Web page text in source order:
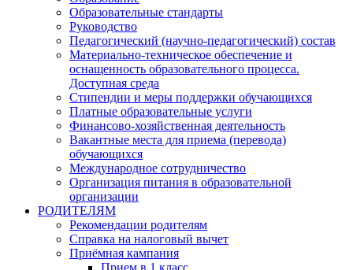
Образовательные стандарты
Руководство
Педагогический (научно-педагогический) состав
Материально-техническое обеспечение и
оснащенность образовательного процесса.
Доступная среда
Стипендии и меры поддержки обучающихся
Платные образовательные услуги
Финансово-хозяйственная деятельность
Вакантные места для приема (перевода)
обучающихся
Международное сотрудничество
Организация питания в образовательной
организации
РОДИТЕЛЯМ
Рекомендации родителям
Справка на налоговый вычет
Приёмная кампания
Прием в 1 класс